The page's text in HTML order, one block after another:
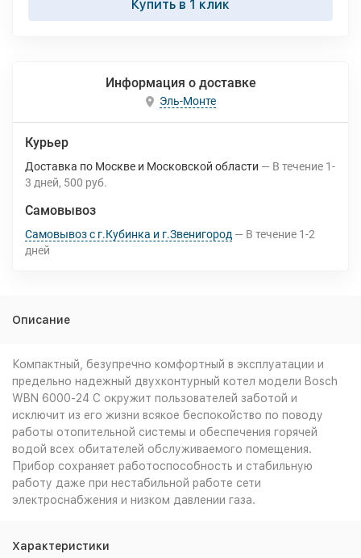
Купить в 1 клик
Информация о доставке
Эль-Монте
Курьер
Доставка по Москве и Московской области В течение 1-
3 дней 500 руб.
Самовывоз
Самовывоз с г.Кубинка и г.Звенигород В течение 1-2
дней
Описание
Компактный, безупречно комфортный в эксплуатации и
предельно надежный двухконтурный котел модели Bosch
WBN 6000-24 C окружит пользователей заботой и
исключит из его жизни всякое беспокойство по поводу
работы отопительной системы и обеспечения горячей
водой всех обитателей обслуживаемого помещения.
Прибор сохраняет работоспособность и стабильную
работу даже при нестабильной работе сети
электроснабжения и низком давлении газа.
Характеристики